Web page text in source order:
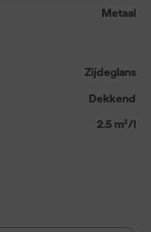
eenvoudiger. Kies voor
Metaal
Zijdeglans
Dekkend
2.5 m²/l